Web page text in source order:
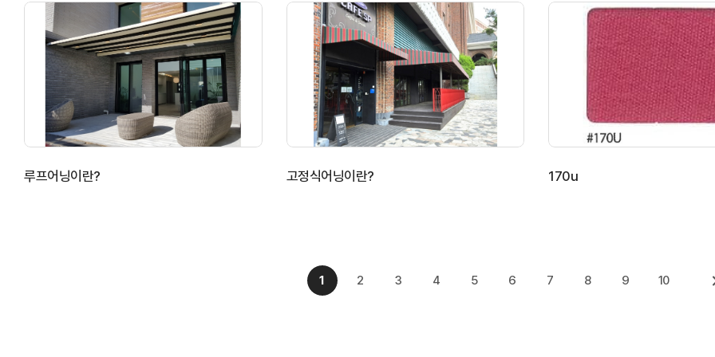
루프어닝이란? 고정식어닝이란? 170u
1 2 3 4 5 6 7 8 9 10